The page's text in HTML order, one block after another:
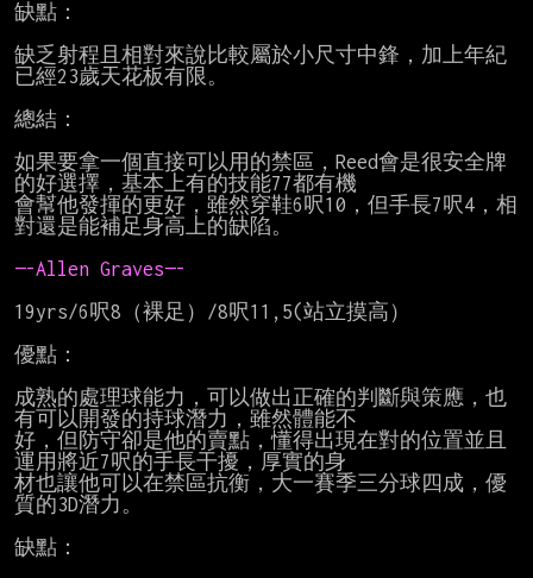
缺點：
缺乏射程且相對來說比較屬於小尺寸中鋒，加上年紀
已經23歲天花板有限。
總結：
如果要拿一個直接可以用的禁區，Reed會是很安全牌
的好選擇，基本上有的技能77都有機
會幫他發揮的更好，雖然穿鞋6呎10，但手長7呎4，相
對還是能補足身高上的缺陷。
—-Allen Graves—-
19yrs/6呎8（裸足）/8呎11,5(站立摸高）
優點：
成熟的處理球能力，可以做出正確的判斷與策應，也
有可以開發的持球潛力，雖然體能不
好，但防守卻是他的賣點，懂得出現在對的位置並且
運用將近7呎的手長干擾，厚實的身
材也讓他可以在禁區抗衡，大一賽季三分球四成，優
質的3D潛力。
缺點：